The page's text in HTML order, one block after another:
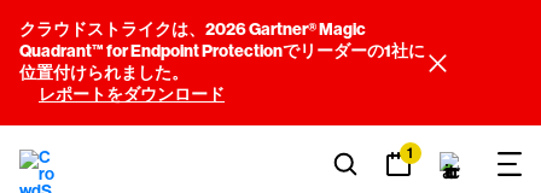
クラウドストライクは、2026 Gartner® Magic
Quadrant™ for Endpoint Protectionでリーダーの1社に
位置付けられました。
レポートをダウンロード
1